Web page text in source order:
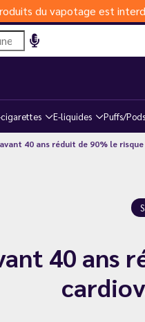
du vapotage est
cigarettes E-liquides Puffs/Pods
40 ans réduit de 90% le
40 ans